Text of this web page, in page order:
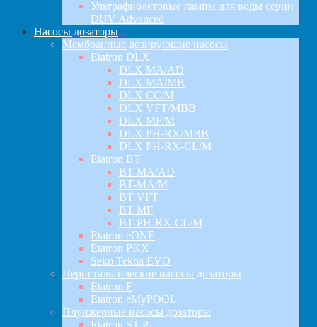
Ультрафиолетовые лампы для воды серии
DUV Advanced
Насосы дозаторы
Мембранные дозирующие насосы
Etatron DLX
DLX MA/AD
DLX MA/MB
DLX CC/M
DLX VFT/MBB
DLX MF/M
DLX PH-RX/MBB
DLX PH-RX-CL/M
Etatron BT
BT-MA/AD
BT-MA/M
BT VFT
BT MF
BT-PH-RX-CL/M
Etatron eONE
Etatron PKX
Seko Tekna EVO
Перистальтические насосы дозаторы
Etatron F
Etatron eMyPOOL
Плунжерные насосы дозаторы
Etatron ST-P